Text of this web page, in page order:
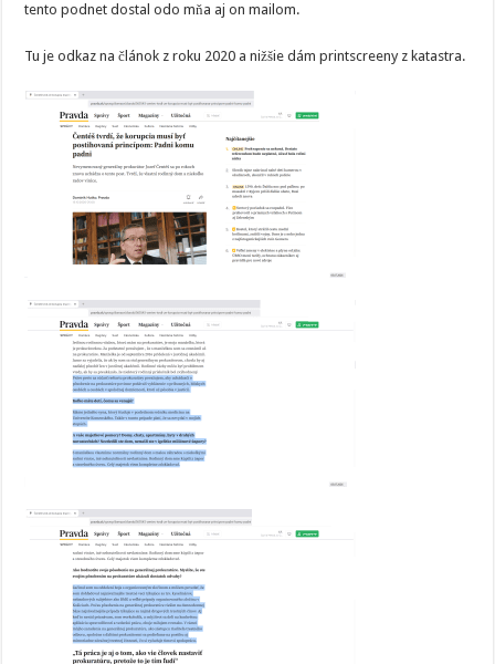
tento podnet dostal odo mňa aj on mailom.
Tu je odkaz na článok z roku 2020 a nižšie dám printscreeny z katastra.